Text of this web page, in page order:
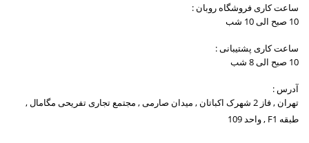
ساعت کاری فروشگاه روبان :
10 صبح الی 10 شب
ساعت کاری پشتیبانی :
10 صبح الی 8 شب
آدرس :
تهران , فاز 2 شهرک اکباتان , میدان صارمی , مجتمع تجاری تفریحی مگامال ,
طبقه F1 , واحد 109